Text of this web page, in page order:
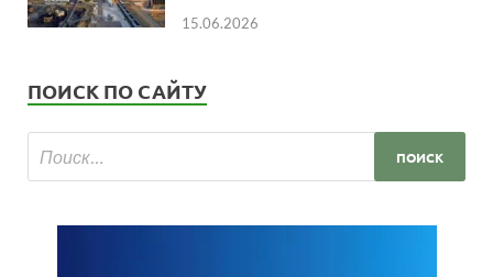
15.06.2026
ПОИСК ПО САЙТУ